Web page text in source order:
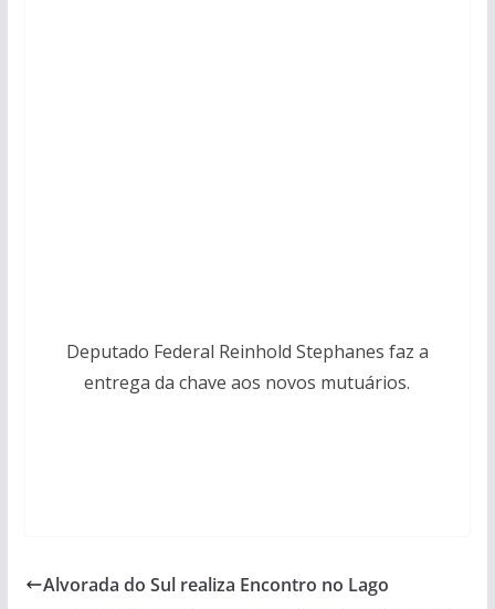
Deputado Federal Reinhold Stephanes faz a
entrega da chave aos novos mutuários.
Alvorada do Sul realiza Encontro no Lago